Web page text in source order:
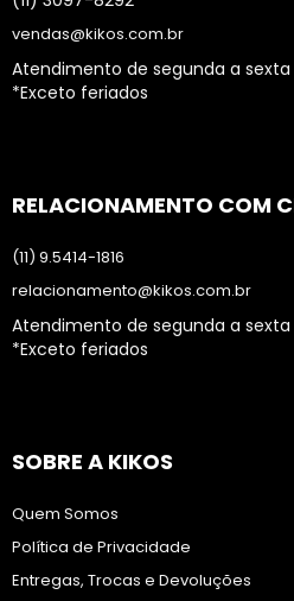
vendas@kikos.com.br
Atendimento de segunda a sexta
*Exceto feriados
RELACIONAMENTO COM
(11) 9.5414-1816
relacionamento@kikos.com.br
Atendimento de segunda a sexta
*Exceto feriados
SOBRE A KIKOS
Quem Somos
Política de Privacidade
Entregas, Trocas e Devoluções